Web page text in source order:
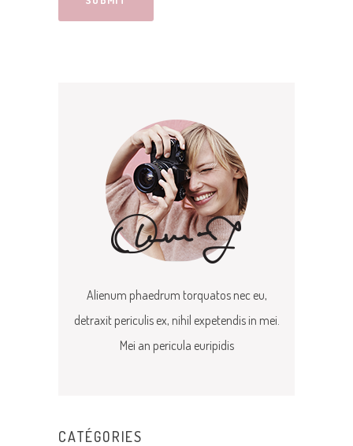
Alienum phaedrum torquatos nec eu,
detraxit periculis ex, nihil expetendis in mei.
Mei an pericula euripidis
CATÉGORIES